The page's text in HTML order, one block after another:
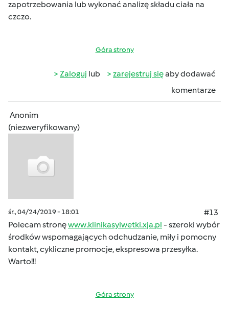
zapotrzebowania lub wykonać analizę składu ciała na
czczo.
Góra strony
Zaloguj lub zarejestruj sięaby dodawać
komentarze
Anonim
(niezweryfikowany)
śr., 04/24/2019 - 18:01
#13
Polecam stronęwww.klinikasylwetki.xja.pl - szeroki wybór
środków wspomagających odchudzanie, miły i pomocny
kontakt, cykliczne promocje, ekspresowa przesyłka.
Warto!!!
Góra strony